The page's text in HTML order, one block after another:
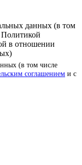
данных (в том
Политикой
в отношении
(в том числе
соглашением и с